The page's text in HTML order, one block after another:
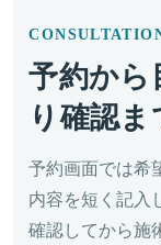
予約から
り確認ま
予約画面では希
内容を短く記入
確認してから施